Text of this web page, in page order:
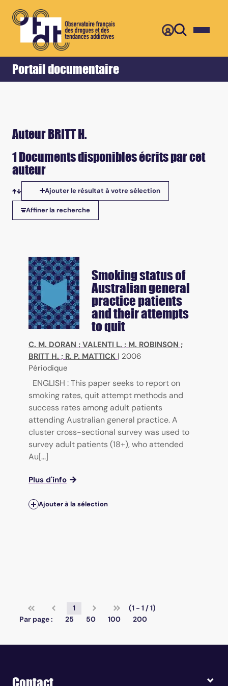
Portail documentaire
Accueil Retour
Auteur BRITT H.
1 Documents disponibles écrits par cet
auteur
Tris disponibles
Ajouter le résultat à votre sélection
Affiner la recherche
Smoking status of
Australian general
practice patients
and their attempts
to quit
C. M. DORAN ; VALENTI L. ; M. ROBINSON ;
BRITT H. ; R. P. MATTICK | 2006
Périodique
ENGLISH : This paper seeks to report on
smoking rates, quit attempt methods and
success rates among adult patients
attending Australian general practice. A
cluster cross-sectional survey was used to
survey adult patients (18+), who attended
Au[...]
Plus d'info
Ajouter à la sélection
1
(1 - 1 / 1)
Par page :
25 50 100 200
Contact